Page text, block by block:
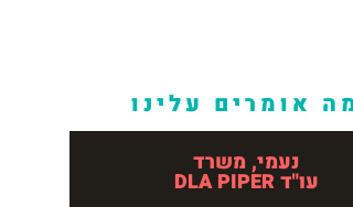
מה אומרים עלינו
נעמי, משרד
עו"ד DLA PIPER